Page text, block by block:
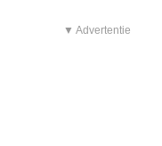
▼ Advertentie